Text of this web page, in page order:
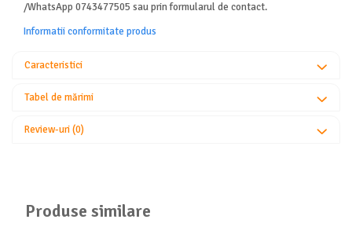
/WhatsApp 0743477505 sau prin formularul de contact.
Informatii conformitate produs
Caracteristici
Tabel de mărimi
Review-uri(0)
Produse similare